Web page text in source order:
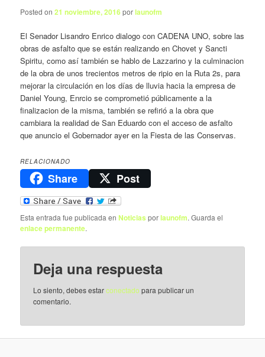
Posted on21 noviembre, 2016porlaunofm
El Senador Lisandro Enrico dialogo con CADENA UNO, sobre las
obras de asfalto que se están realizando en Chovet y Sancti
Spiritu, como así también se hablo de Lazzarino y la culminacion
de la obra de unos trecientos metros de ripio en la Ruta 2s, para
mejorar la circulación en los días de lluvia hacia la empresa de
Daniel Young, Enrcio se comprometió públicamente a la
finalizacion de la misma, también se refirió a la obra que
cambiara la realidad de San Eduardo con el acceso de asfalto
que anuncio el Gobernador ayer en la Fiesta de las Conservas.
RELACIONADO
Share Post
Esta entrada fue publicada enNoticias porlaunofm. Guarda el
enlace permanente.
Deja una respuesta
Lo siento, debes estarconectado para publicar un
comentario.